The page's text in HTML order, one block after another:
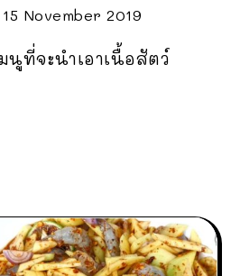
15 November 2019
นูที่จะนำเอาเนื้อสัตว์